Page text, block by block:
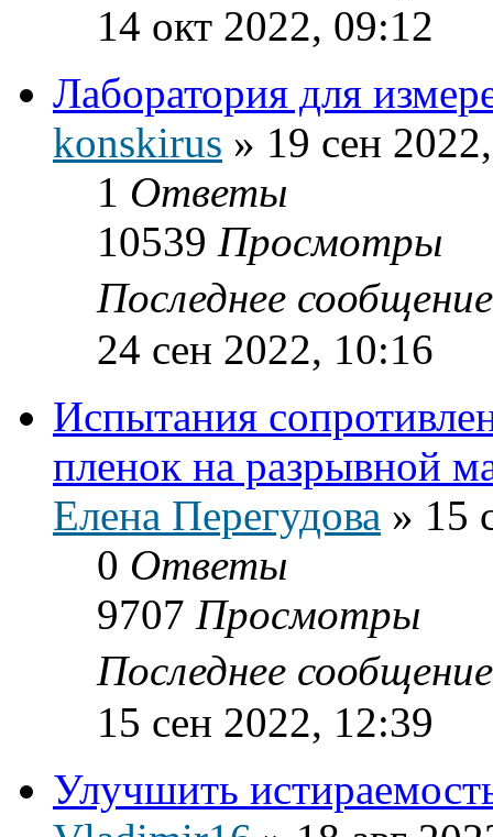
14 окт 2022, 09:12
Лаборатория для
konskirus » 19 сен
1 Ответы
10539 Просмотры
Последнее
24 сен 2022, 10:16
Испытания
пленок на разрывной
Елена Перегудова » 15
0 Ответы
9707 Просмотры
Последнее
15 сен 2022, 12:39
Улучшить